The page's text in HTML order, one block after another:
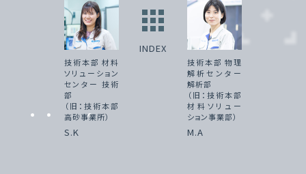
技術本部 材料
ソリューション
センター 技術
部
（旧：技術本部
高砂事業所）
S.K
INDEX
技術本部 物理
解析センター
解析部
（旧：技術本部
材料ソリュー
ション事業部）
M.A